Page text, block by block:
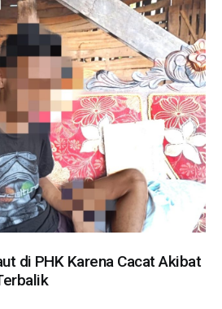
di PHK Karena Cacat Akibat